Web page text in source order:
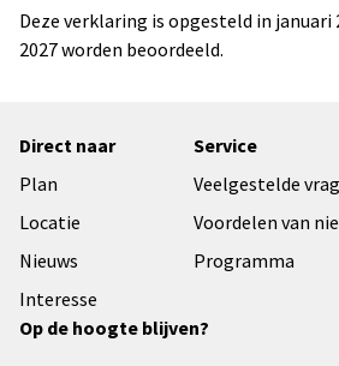
Deze verklaring is opgesteld in januari
2027 worden beoordeeld.
Direct naar
Plan
Locatie
Nieuws
Interesse
Service
Veelgestelde
Voordelen van
Programma
Op de hoogte blijven?